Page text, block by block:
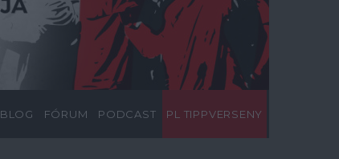
BLOG FÓRUM PODCAST PL TIPPVERSENY